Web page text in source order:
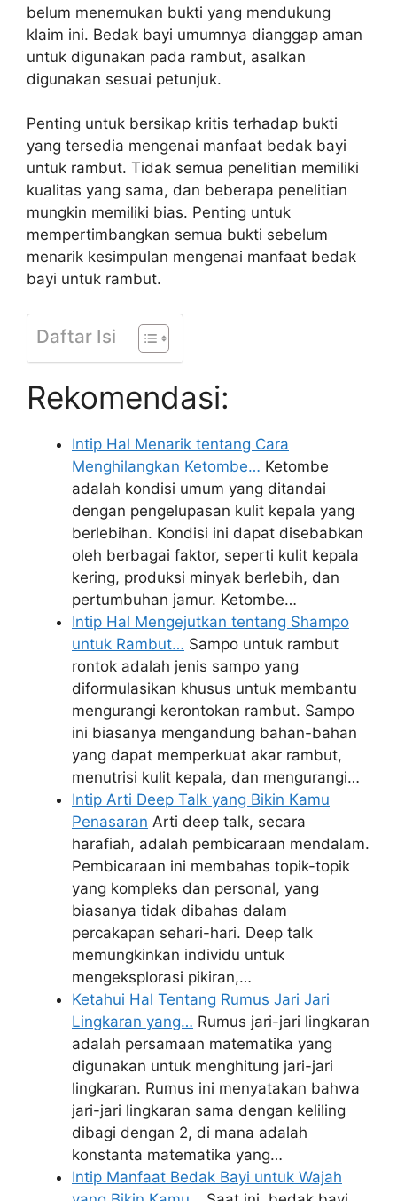
belum menemukan bukti yang mendukung
klaim ini. Bedak bayi umumnya dianggap aman
untuk digunakan pada rambut, asalkan
digunakan sesuai petunjuk.
Penting untuk bersikap kritis terhadap bukti
yang tersedia mengenai manfaat bedak bayi
untuk rambut. Tidak semua penelitian memiliki
kualitas yang sama, dan beberapa penelitian
mungkin memiliki bias. Penting untuk
mempertimbangkan semua bukti sebelum
menarik kesimpulan mengenai manfaat bedak
bayi untuk rambut.
Daftar Isi
Rekomendasi:
Intip Hal Menarik tentang Cara
Menghilangkan Ketombe… Ketombe
adalah kondisi umum yang ditandai
dengan pengelupasan kulit kepala yang
berlebihan. Kondisi ini dapat disebabkan
oleh berbagai faktor, seperti kulit kepala
kering, produksi minyak berlebih, dan
pertumbuhan jamur. Ketombe…
Intip Hal Mengejutkan tentang Shampo
untuk Rambut… Sampo untuk rambut
rontok adalah jenis sampo yang
diformulasikan khusus untuk membantu
mengurangi kerontokan rambut. Sampo
ini biasanya mengandung bahan-bahan
yang dapat memperkuat akar rambut,
menutrisi kulit kepala, dan mengurangi…
Intip Arti Deep Talk yang Bikin Kamu
Penasaran Arti deep talk, secara
harafiah, adalah pembicaraan mendalam.
Pembicaraan ini membahas topik-topik
yang kompleks dan personal, yang
biasanya tidak dibahas dalam
percakapan sehari-hari. Deep talk
memungkinkan individu untuk
mengeksplorasi pikiran,…
Ketahui Hal Tentang Rumus Jari Jari
Lingkaran yang… Rumus jari-jari lingkaran
adalah persamaan matematika yang
digunakan untuk menghitung jari-jari
lingkaran. Rumus ini menyatakan bahwa
jari-jari lingkaran sama dengan keliling
dibagi dengan 2, di mana adalah
konstanta matematika yang…
Intip Manfaat Bedak Bayi untuk Wajah